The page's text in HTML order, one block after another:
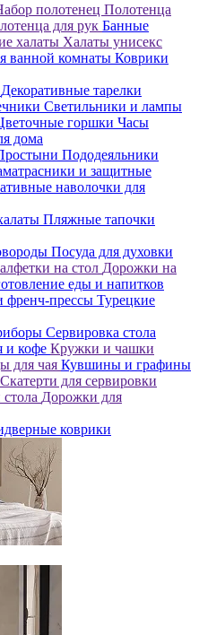
полотенец Полотенца
для рук Банные
халаты Халаты унисекс
ванной комнаты Коврики
Декоративные тарелки
Светильники и лампы
горшки Часы
дома
Пододеяльники
и защитные
наволочки для
Пляжные тапочки
Посуда для духовки
на стол Дорожки на
еды и напитков
френч-прессы Турецкие
Сервировка стола
и кофе Кружки и чашки
для чая Кувшины и графины
Скатерти для сервировки
Дорожки для
коврики